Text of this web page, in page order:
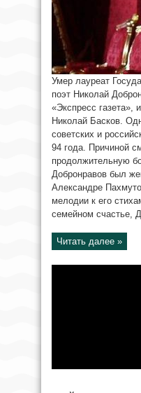
Умер лауреат
поэт Николай
«Экспресс газета»,
Николай Басков.
советских и
94 года. Причиной
продолжительную
Добронравов был
Александре
мелодии к его
семейном счастье,
Читать далее »